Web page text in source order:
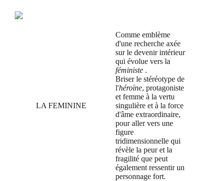
LA FEMININE
Comme emblème
d'une recherche axée
sur le devenir intérieur
qui évolue vers la
féministe .
Briser le stéréotype de
l'héroïne, protagoniste
et femme à la vertu
singulière et à la force
d'âme extraordinaire,
pour aller vers une
figure
tridimensionnelle qui
révèle la peur et la
fragilité que peut
également ressentir un
personnage fort.